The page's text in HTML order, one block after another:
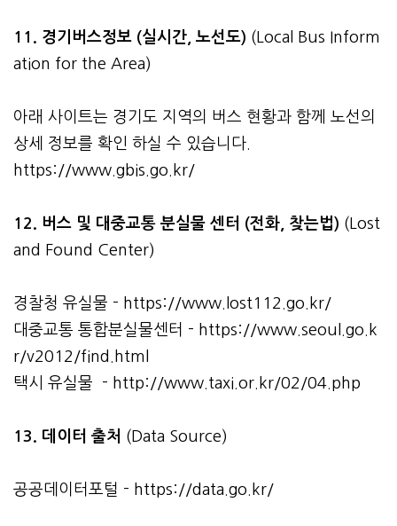
11. 경기버스정보 (실시간, 노선도) (Local Bus Inform
ation for the Area)
아래 사이트는 경기도 지역의 버스 현황과 함께 노선의
상세 정보를 확인 하실 수 있습니다.
https://www.gbis.go.kr/
12. 버스 및 대중교통 분실물 센터 (전화, 찾는법) (Lost
and Found Center)
경찰청 유실물 - https://www.lost112.go.kr/
대중교통 통합분실물센터 - https://www.seoul.go.k
r/v2012/find.html
택시 유실물 - http://www.taxi.or.kr/02/04.php
13. 데이터 출처 (Data Source)
공공데이터포털 - https://data.go.kr/